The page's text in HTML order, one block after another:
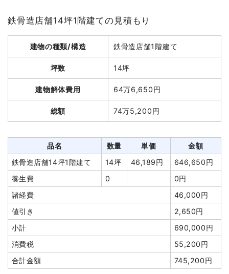
ブロック塀撤去
1式
諸経費
95,000円
円
建物解体費用 100万円
総額 145万円
軽量鉄骨造住宅25坪2階建
25坪
40,000
円
1,000,000
アスベスト撤去
1式
100,000円
ブロック塀撤去
7m² 3,560円
24,920円
土間コンクリート撤去
15m²
45,000円
諸経費
30,000円
値引き
1,327円
小計
1,342,593
円
消費税
107,407円
合計金額
1,450,000
鉄骨造店舗14坪1階建ての見積もり
建物の種類/構造 鉄骨造店舗1階建て
坪数 14坪
建物解体費用 64万6,650円
総額 74万5,200円
品名 数量 単価
金額
鉄骨造店舗14坪1階建て
14坪 46,189円
646,650円
養生費
0
0円
諸経費
46,000円
値引き
2,650円
小計
690,000円
消費税
55,200円
合計金額
745,200円